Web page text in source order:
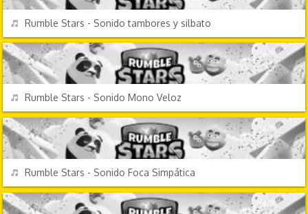
REPRODUCIR
Rumble Stars - Sonido tambores y silbato
REPRODUCIR
Rumble Stars - Sonido Mono Veloz
REPRODUCIR
Rumble Stars - Sonido Foca Simpática